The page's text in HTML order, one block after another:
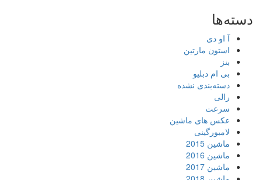
دسته‌ها
آ او دی
استون مارتین
بنز
بی ام دبلیو
دسته‌بندی نشده
رالی
سرعت
عکس های ماشین
لامبورگینی
ماشین 2015
ماشین 2016
ماشین 2017